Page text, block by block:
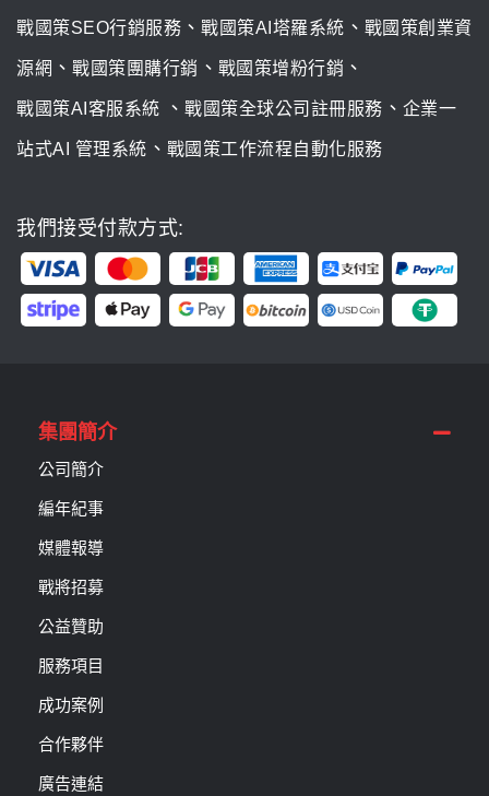
戰國策SEO行銷服務 、 戰國策AI塔羅系統 、 戰國策創業資
源網 、 戰國策團購行銷 、 戰國策增粉行銷 、
戰國策AI客服系統 、 戰國策全球公司註冊服務 、 企業一
站式AI 管理系統 、 戰國策工作流程自動化服務
我們接受付款方式:
集團簡介
公司簡介
編年紀事
媒體報導
戰將招募
公益贊助
服務項目
成功案例
合作夥伴
廣告連結